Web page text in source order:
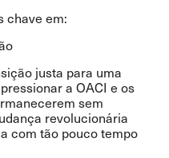
chave em:
justa para uma
a OACI e os
sem
revolucionária
com tão pouco tempo